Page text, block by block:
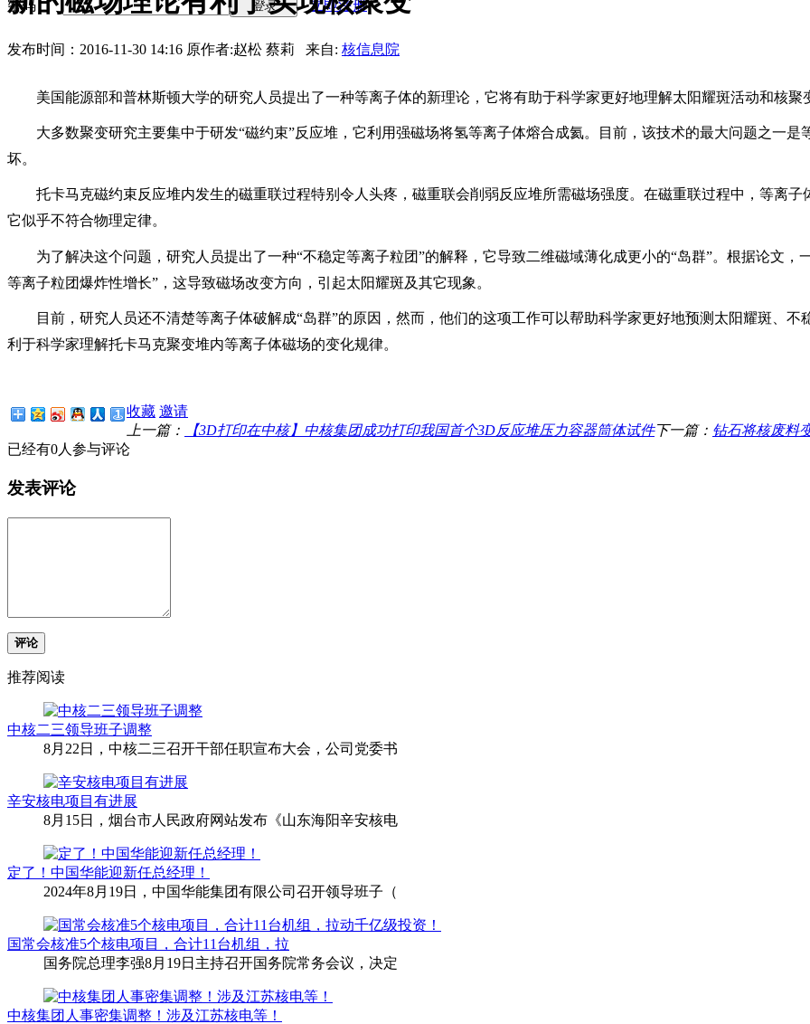
密码 登录 立即注册
发布时间：2016-11-30 14:16 原作者:赵松 蔡莉 来自: 核信息院
美国能源部和普林斯顿大学的研究人员提出了一种等离子体的新理论，它将有助于科学家更好地理解太阳耀斑活动和核聚
大多数聚变研究主要集中于研发“磁约束”反应堆，它利用强磁场将氢等离子体熔合成氦。目前，该技术的最大问题之一
坏。
托卡马克磁约束反应堆内发生的磁重联过程特别令人头疼，磁重联会削弱反应堆所需磁场强度。在磁重联过程中，等离
它似乎不符合物理定律。
为了解决这个问题，研究人员提出了一种“不稳定等离子粒团”的解释，它导致二维磁域薄化成更小的“岛群”。根据论文
等离子粒团爆炸性增长”，这导致磁场改变方向，引起太阳耀斑及其它现象。
目前，研究人员还不清楚等离子体破解成“岛群”的原因，然而，他们的这项工作可以帮助科学家更好地预测太阳耀斑、
利于科学家理解托卡马克聚变堆内等离子体磁场的变化规律。
收藏 邀请
上一篇：
【3D打印在中核】中核集团成功打印我国首个3D反应堆压力容器筒体试件下一篇： 钻石将核废料
已经有0人参与评论
发表评论
评论
推荐阅读
中核二三领导班子调整
8月22日，中核二三召开干部任职宣布大会，公司党委书
辛安核电项目有进展
8月15日，烟台市人民政府网站发布《山东海阳辛安核电
定了！中国华能迎新任总经理！
2024年8月19日，中国华能集团有限公司召开领导班子（
国常会核准5个核电项目，合计11台机组，拉
国务院总理李强8月19日主持召开国务院常务会议，决定
中核集团人事密集调整！涉及江苏核电等！